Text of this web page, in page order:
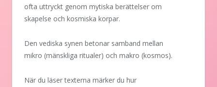
ofta uttryckt genom mytiska berättelser om
skapelse och kosmiska korpar.
Den vediska synen betonar samband mellan
mikro (mänskliga ritualer) och makro (kosmos).
När du läser texterna märker du hur